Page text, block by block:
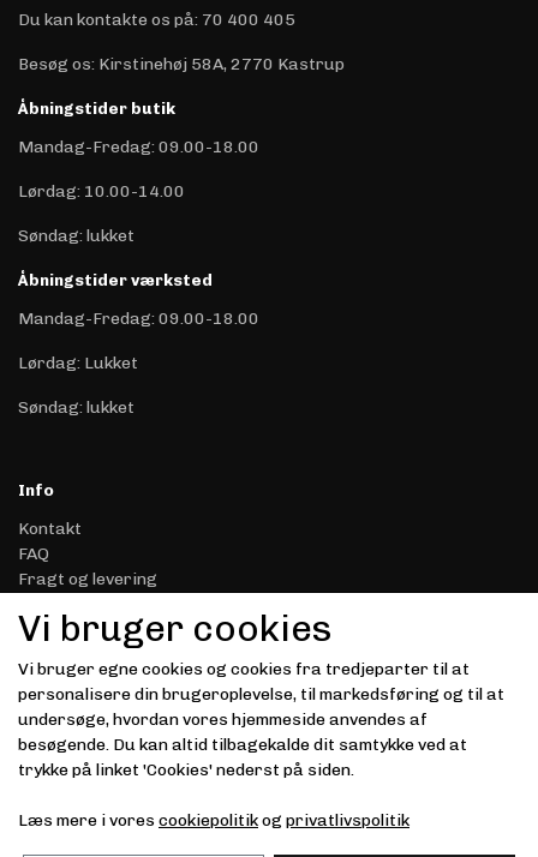
Du kan kontakte os på: 70 400 405
Besøg os: Kirstinehøj 58A, 2770 Kastrup
Åbningstider butik
Mandag-Fredag: 09.00-18.00
Lørdag: 10.00-14.00
Søndag: lukket
Åbningstider værksted
Mandag-Fredag: 09.00-18.00
Lørdag: Lukket
Søndag: lukket
Info
Kontakt
FAQ
Fragt og levering
Handelsbetingelser
Datasikkerhed & Privatliv
Gavekort
Om Driver.dk
Kunde login
Modtag vores nyhedsbrev via e-mail
Tilmeld
Vi bruger cookies
Vi bruger egne cookies og cookies fra tredjeparter til at
personalisere din brugeroplevelse, til markedsføring og til at
undersøge, hvordan vores hjemmeside anvendes af
besøgende. Du kan altid tilbagekalde dit samtykke ved at
trykke på linket 'Cookies' nederst på siden.
Læs mere i vores cookiepolitikog privatlivspolitik